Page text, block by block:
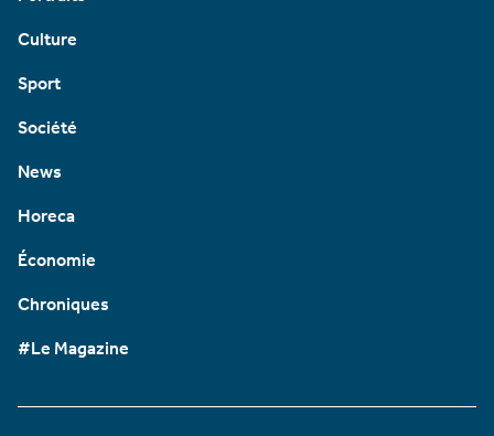
Culture
Sport
Société
News
Horeca
Économie
Chroniques
#Le Magazine